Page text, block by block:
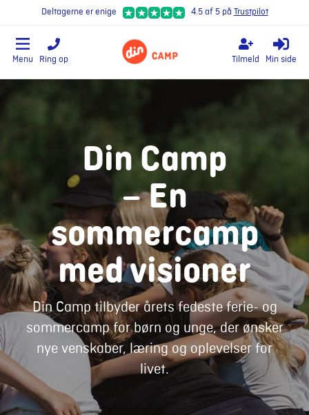
Deltagerne er enige 4.5 af 5 på Trustpilot
Menu Ring op Tilmeld Min side
Din Camp
– En
sommercamp
med visioner
Din Camp tilbyder årets fedeste ferie- og
sommercamp for børn og unge, der ønsker
nye venskaber, læring og oplevelser for
livet.